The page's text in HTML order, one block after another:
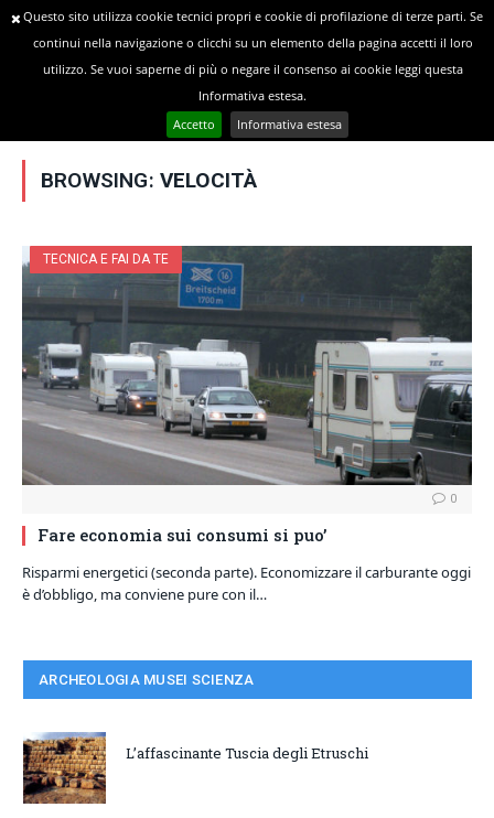
Posts Tagged "velocità"
BROWSING: VELOCITÀ
TECNICA E FAI DA TE
0
Fare economia sui consumi si puo’
Risparmi energetici (seconda parte). Economizzare il carburante oggi
è d’obbligo, ma conviene pure con il…
ARCHEOLOGIA MUSEI SCIENZA
L’affascinante Tuscia degli Etruschi
Questo sito utilizza cookie tecnici propri e cookie di profilazione di terze parti. Se
continui nella navigazione o clicchi su un elemento della pagina accetti il loro
utilizzo. Se vuoi saperne di più o negare il consenso ai cookie leggi questa
Informativa estesa.
Accetto
Informativa estesa